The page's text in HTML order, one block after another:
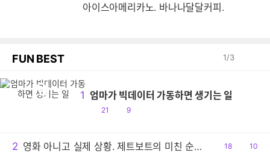
아이스아메리카노. 바나나달달커피.
FUN BEST 1/3
1 엄마가 빅데이터 가동하면 생기는 일
공
21
댓
9
엄
2 영화 아니고 실제 상황. 제트보트의 미친 순발력
공
18
댓
10